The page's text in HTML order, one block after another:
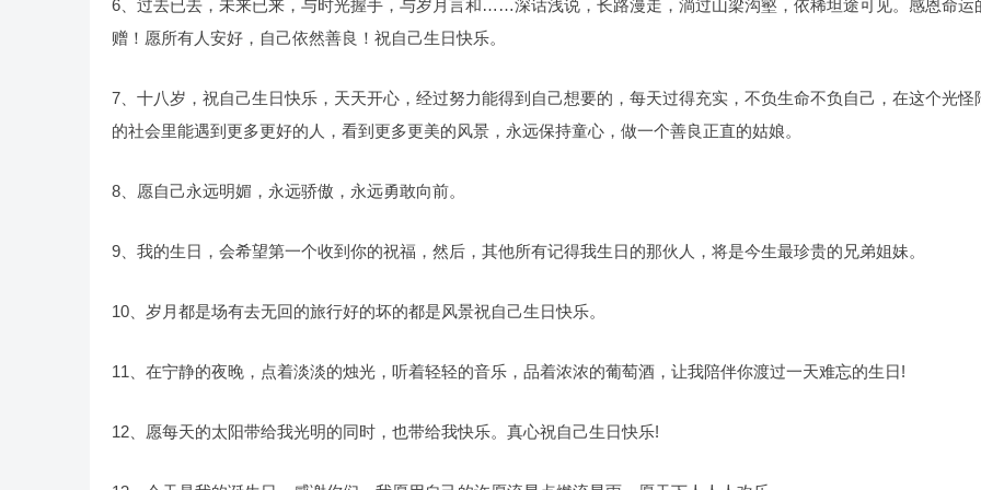
6、过去已去，未来已来，与时光握手，与岁月言和……深话浅说，长路漫走，淌过山梁沟壑，依稀坦途可见。感恩命运
赠！愿所有人安好，自己依然善良！祝自己生日快乐。
7、十八岁，祝自己生日快乐，天天开心，经过努力能得到自己想要的，每天过得充实，不负生命不负自己，在这个光怪
的社会里能遇到更多更好的人，看到更多更美的风景，永远保持童心，做一个善良正直的姑娘。
8、愿自己永远明媚，永远骄傲，永远勇敢向前。
9、我的生日，会希望第一个收到你的祝福，然后，其他所有记得我生日的那伙人，将是今生最珍贵的兄弟姐妹。
10、岁月都是场有去无回的旅行好的坏的都是风景祝自己生日快乐。
11、在宁静的夜晚，点着淡淡的烛光，听着轻轻的音乐，品着浓浓的葡萄酒，让我陪伴你渡过一天难忘的生日!
12、愿每天的太阳带给我光明的同时，也带给我快乐。真心祝自己生日快乐!